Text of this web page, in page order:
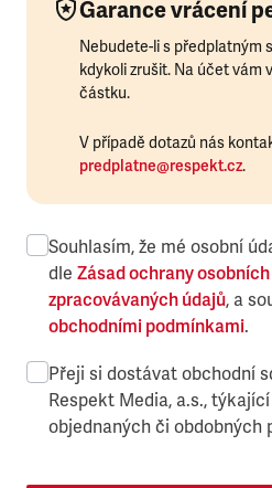
Garance vrácení
Nebudete-li s předplatným
kdykoli zrušit. Na účet vám
částku.
V případě dotazů nás
predplatne@respekt.cz.
Souhlasím, že mé osobní
dle Zásad ochrany
zpracovávaných údajů, a
obchodními podmínkami.
Přeji si dostávat obchodní
Respekt Media, a.s.,
objednaných či obdobných